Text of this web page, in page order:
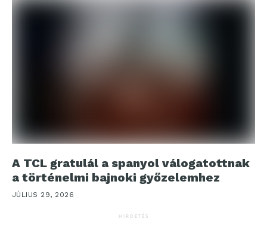
A TCL gratulál a spanyol válogatottnak
a történelmi bajnoki győzelemhez
JÚLIUS 29, 2026
HIRDETÉS